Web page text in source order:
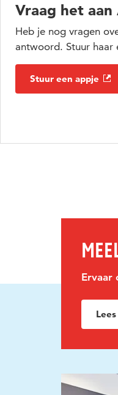
Vraag het aan
Heb je nog vragen
antwoord. Stuur haar
Stuur een appje
Ervaar